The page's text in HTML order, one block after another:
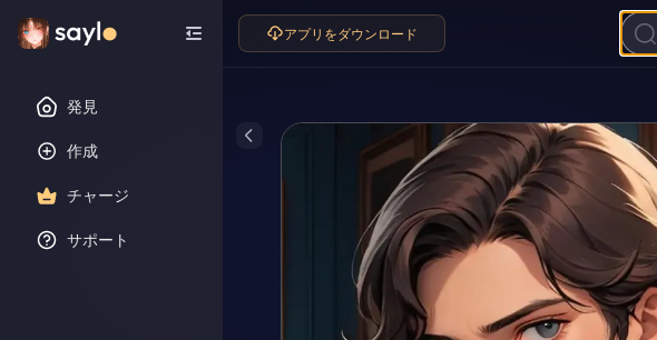
発見
作成
チャージ
サポート
アプリをダウンロード